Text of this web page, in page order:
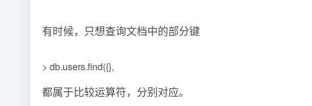
有时候，只想查询文档中的部分键
> db.users.find({},
都属于比较运算符，分别对应。